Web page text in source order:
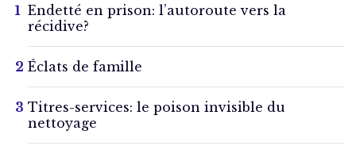
Endetté en prison: l’autoroute vers la
récidive?
Éclats de famille
Titres-services: le poison invisible du
nettoyage